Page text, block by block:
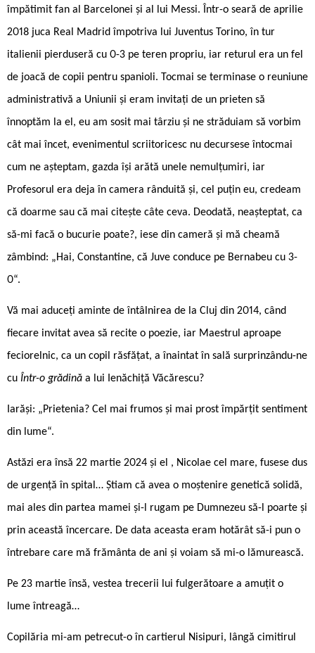
împătimit fan al Barcelonei și al lui Messi. Într-o seară de aprilie
2018 juca Real Madrid împotriva lui Juventus Torino, în tur
italienii pierduseră cu 0-3 pe teren propriu, iar returul era un fel
de joacă de copii pentru spanioli. Tocmai se terminase o reuniune
administrativă a Uniunii și eram invitați de un prieten să
înnoptăm la el, eu am sosit mai târziu și ne străduiam să vorbim
cât mai încet, evenimentul scriitoricesc nu decursese întocmai
cum ne așteptam, gazda își arătă unele nemulțumiri, iar
Profesorul era deja în camera rânduită și, cel puțin eu, credeam
că doarme sau că mai citește câte ceva. Deodată, neașteptat, ca
să-mi facă o bucurie poate?, iese din cameră și mă cheamă
zâmbind: „Hai, Constantine, că Juve conduce pe Bernabeu cu 3-
0“.
Vă mai aduceți aminte de întâlnirea de la Cluj din 2014, când
fiecare invitat avea să recite o poezie, iar Maestrul aproape
feciorelnic, ca un copil răsfățat, a înaintat în sală surprinzându-ne
cu Într-o grădină a lui Ienăchiță Văcărescu?
Iarăși: „Prietenia? Cel mai frumos și mai prost împărțit sentiment
din lume“.
Astăzi era însă 22 martie 2024 și el , Nicolae cel mare, fusese dus
de urgență în spital… Știam că avea o moștenire genetică solidă,
mai ales din partea mamei și-l rugam pe Dumnezeu să-l poarte și
prin această încercare. De data aceasta eram hotărât să-i pun o
întrebare care mă frământa de ani și voiam să mi-o lămurească.
Pe 23 martie însă, vestea trecerii lui fulgerătoare a amuțit o
lume întreagă…
Copilăria mi-am petrecut-o în cartierul Nisipuri, lângă cimitirul